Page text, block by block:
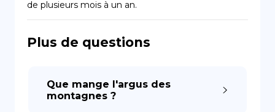
EN
ES
DE
de plusieurs mois à un an.
Plus de questions
Que mange l'argus des
montagnes ?